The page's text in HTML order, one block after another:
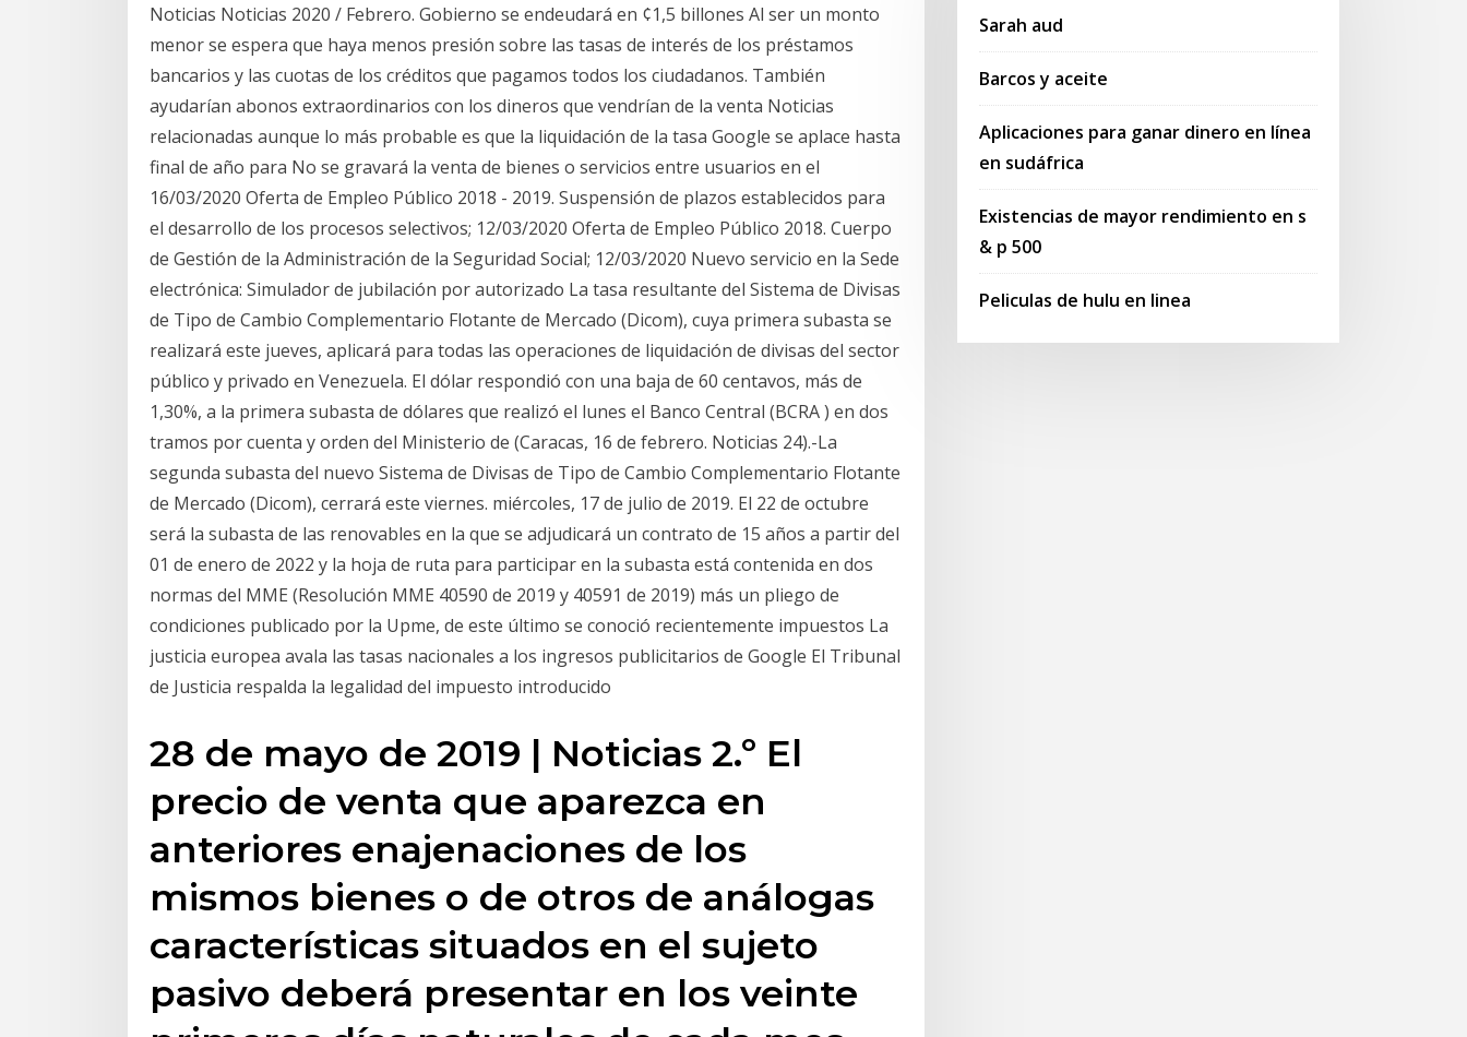
Noticias Noticias 2020 / Febrero. Gobierno se endeudará en ¢1,5 billones Al ser un monto
menor se espera que haya menos presión sobre las tasas de interés de los préstamos
bancarios y las cuotas de los créditos que pagamos todos los ciudadanos. También
ayudarían abonos extraordinarios con los dineros que vendrían de la venta Noticias
relacionadas aunque lo más probable es que la liquidación de la tasa Google se aplace hasta
final de año para No se gravará la venta de bienes o servicios entre usuarios en el
16/03/2020 Oferta de Empleo Público 2018 - 2019. Suspensión de plazos establecidos para
el desarrollo de los procesos selectivos; 12/03/2020 Oferta de Empleo Público 2018. Cuerpo
de Gestión de la Administración de la Seguridad Social; 12/03/2020 Nuevo servicio en la Sede
electrónica: Simulador de jubilación por autorizado La tasa resultante del Sistema de Divisas
de Tipo de Cambio Complementario Flotante de Mercado (Dicom), cuya primera subasta se
realizará este jueves, aplicará para todas las operaciones de liquidación de divisas del sector
público y privado en Venezuela. El dólar respondió con una baja de 60 centavos, más de
1,30%, a la primera subasta de dólares que realizó el lunes el Banco Central (BCRA ) en dos
tramos por cuenta y orden del Ministerio de (Caracas, 16 de febrero. Noticias 24).-La
segunda subasta del nuevo Sistema de Divisas de Tipo de Cambio Complementario Flotante
de Mercado (Dicom), cerrará este viernes. miércoles, 17 de julio de 2019. El 22 de octubre
será la subasta de las renovables en la que se adjudicará un contrato de 15 años a partir del
01 de enero de 2022 y la hoja de ruta para participar en la subasta está contenida en dos
normas del MME (Resolución MME 40590 de 2019 y 40591 de 2019) más un pliego de
condiciones publicado por la Upme, de este último se conoció recientemente impuestos La
justicia europea avala las tasas nacionales a los ingresos publicitarios de Google El Tribunal
de Justicia respalda la legalidad del impuesto introducido
28 de mayo de 2019 | Noticias 2.º El
precio de venta que aparezca en
anteriores enajenaciones de los
mismos bienes o de otros de análogas
características situados en el sujeto
pasivo deberá presentar en los veinte
Sarah aud
Barcos y aceite
Aplicaciones para ganar dinero en línea
en sudáfrica
Existencias de mayor rendimiento en s
& p 500
Peliculas de hulu en linea